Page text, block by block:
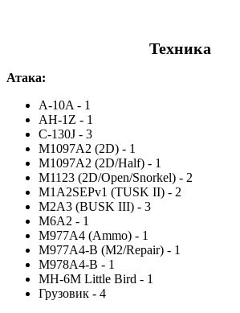
Техника
Атака:
A-10A - 1
AH-1Z - 1
C-130J - 3
M1097A2 (2D) - 1
M1097A2 (2D/Half) - 1
M1123 (2D/Open/Snorkel) - 2
M1A2SEPv1 (TUSK II) - 2
M2A3 (BUSK III) - 3
M6A2 - 1
M977A4 (Ammo) - 1
M977A4-B (M2/Repair) - 1
M978A4-B - 1
MH-6M Little Bird - 1
Грузовик - 4